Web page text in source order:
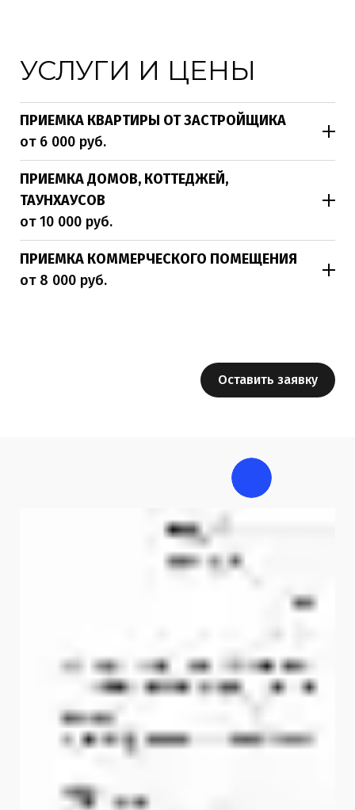
УСЛУГИ И ЦЕНЫ
ПРИЕМКА КВАРТИРЫ ОТ ЗАСТРОЙЩИКА
от 6 000 руб.
ПРИЕМКА ДОМОВ, КОТТЕДЖЕЙ,
ТАУНХАУСОВ
от 10 000 руб.
ПРИЕМКА КОММЕРЧЕСКОГО ПОМЕЩЕНИЯ
от 8 000 руб.
Оставить заявку